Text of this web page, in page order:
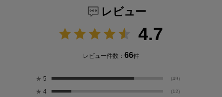
レビュー
4.7
レビュー件数： 66件
★ 5 (49)
★ 4 (12)